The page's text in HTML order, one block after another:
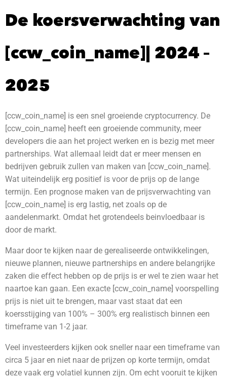
De koersverwachting van
[ccw_coin_name]| 2024 –
2025
[ccw_coin_name] is een snel groeiende cryptocurrency. De
[ccw_coin_name] heeft een groeiende community, meer
developers die aan het project werken en is bezig met meer
partnerships. Wat allemaal leidt dat er meer mensen en
bedrijven gebruik zullen van maken van [ccw_coin_name].
Wat uiteindelijk erg positief is voor de prijs op de lange
termijn. Een prognose maken van de prijsverwachting van
[ccw_coin_name] is erg lastig, net zoals op de
aandelenmarkt. Omdat het grotendeels beinvloedbaar is
door de markt.
Maar door te kijken naar de gerealiseerde ontwikkelingen,
nieuwe plannen, nieuwe partnerships en andere belangrijke
zaken die effect hebben op de prijs is er wel te zien waar het
naartoe kan gaan. Een exacte [ccw_coin_name] voorspelling
prijs is niet uit te brengen, maar vast staat dat een
koersstijging van 100% – 300% erg realistisch binnen een
timeframe van 1-2 jaar.
Veel investeerders kijken ook sneller naar een timeframe van
circa 5 jaar en niet naar de prijzen op korte termijn, omdat
deze vaak erg volatiel kunnen zijn. Om echt vooruit te kijken